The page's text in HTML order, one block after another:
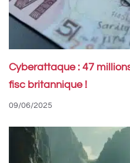
Cyberattaque : 47
fisc britannique !
09/06/2025